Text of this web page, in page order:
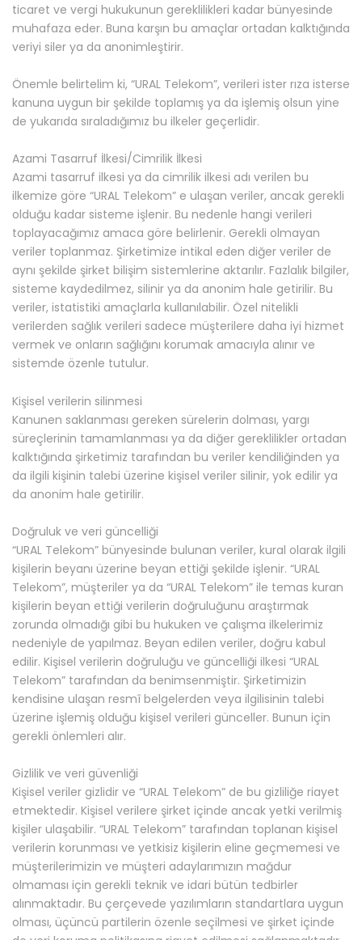
ticaret ve vergi hukukunun gereklilikleri kadar bünyesinde
muhafaza eder. Buna karşın bu amaçlar ortadan kalktığında
veriyi siler ya da anonimleştirir.
Önemle belirtelim ki, “URAL Telekom”, verileri ister rıza isterse
kanuna uygun bir şekilde toplamış ya da işlemiş olsun yine
de yukarıda sıraladığımız bu ilkeler geçerlidir.
Azami Tasarruf İlkesi/Cimrilik İlkesi
Azami tasarruf ilkesi ya da cimrilik ilkesi adı verilen bu
ilkemize göre “URAL Telekom” e ulaşan veriler, ancak gerekli
olduğu kadar sisteme işlenir. Bu nedenle hangi verileri
toplayacağımız amaca göre belirlenir. Gerekli olmayan
veriler toplanmaz. Şirketimize intikal eden diğer veriler de
aynı şekilde şirket bilişim sistemlerine aktarılır. Fazlalık bilgiler,
sisteme kaydedilmez, silinir ya da anonim hale getirilir. Bu
veriler, istatistiki amaçlarla kullanılabilir. Özel nitelikli
verilerden sağlık verileri sadece müşterilere daha iyi hizmet
vermek ve onların sağlığını korumak amacıyla alınır ve
sistemde özenle tutulur.
Kişisel verilerin silinmesi
Kanunen saklanması gereken sürelerin dolması, yargı
süreçlerinin tamamlanması ya da diğer gereklilikler ortadan
kalktığında şirketimiz tarafından bu veriler kendiliğinden ya
da ilgili kişinin talebi üzerine kişisel veriler silinir, yok edilir ya
da anonim hale getirilir.
Doğruluk ve veri güncelliği
“URAL Telekom” bünyesinde bulunan veriler, kural olarak ilgili
kişilerin beyanı üzerine beyan ettiği şekilde işlenir. “URAL
Telekom”, müşteriler ya da “URAL Telekom” ile temas kuran
kişilerin beyan ettiği verilerin doğruluğunu araştırmak
zorunda olmadığı gibi bu hukuken ve çalışma ilkelerimiz
nedeniyle de yapılmaz. Beyan edilen veriler, doğru kabul
edilir. Kişisel verilerin doğruluğu ve güncelliği ilkesi “URAL
Telekom” tarafından da benimsenmiştir. Şirketimizin
kendisine ulaşan resmî belgelerden veya ilgilisinin talebi
üzerine işlemiş olduğu kişisel verileri günceller. Bunun için
gerekli önlemleri alır.
Gizlilik ve veri güvenliği
Kişisel veriler gizlidir ve “URAL Telekom” de bu gizliliğe riayet
etmektedir. Kişisel verilere şirket içinde ancak yetki verilmiş
kişiler ulaşabilir. “URAL Telekom” tarafından toplanan kişisel
verilerin korunması ve yetkisiz kişilerin eline geçmemesi ve
müşterilerimizin ve müşteri adaylarımızın mağdur
olmaması için gerekli teknik ve idari bütün tedbirler
alınmaktadır. Bu çerçevede yazılımların standartlara uygun
olması, üçüncü partilerin özenle seçilmesi ve şirket içinde